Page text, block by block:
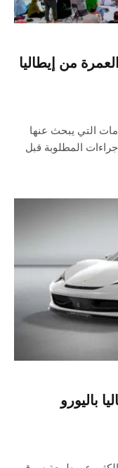
من إيطاليا
التي يبحث عنها
المطلوبة قبل
باليورو